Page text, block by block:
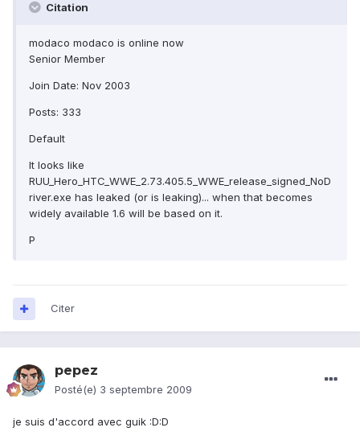
Citation
modaco modaco is online now
Senior Member
Join Date: Nov 2003
Posts: 333
Default
It looks like
RUU_Hero_HTC_WWE_2.73.405.5_WWE_release_signed_NoD
river.exe has leaked (or is leaking)... when that becomes
widely available 1.6 will be based on it.
P
Citer
pepez
Posté(e) 3 septembre 2009
je suis d'accord avec guik :D:D